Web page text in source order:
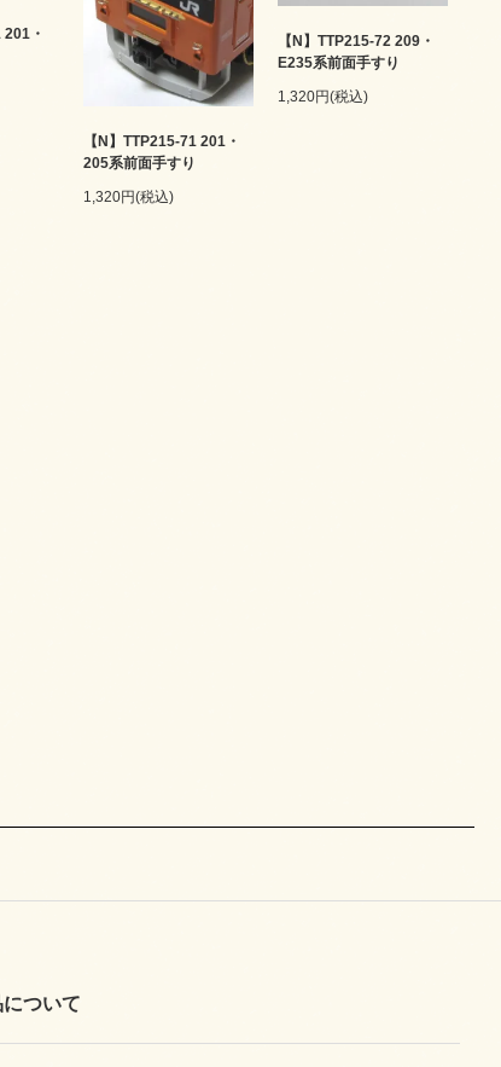
201・
【N】TTP215-71 201・
205系前面手すり
1,320円(税込)
【N】TTP215-72 209・
E235系前面手すり
1,320円(税込)
ついて